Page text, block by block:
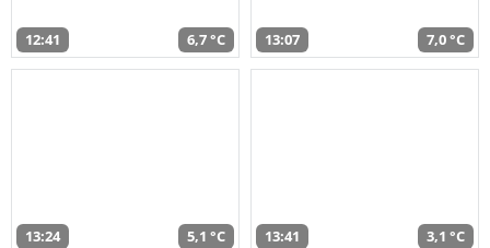
12:41 6,7 °C 13:07 7,0 °C
13:24 5,1 °C 13:41 3,1 °C